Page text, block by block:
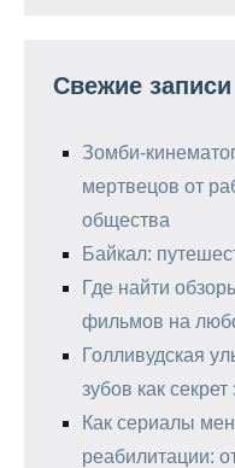
Свежие записи
Зомби-
мертвецов от
общества
Байкал:
Где найти
фильмов на
Голливудская
зубов как секрет
Как сериалы
реабилитации: